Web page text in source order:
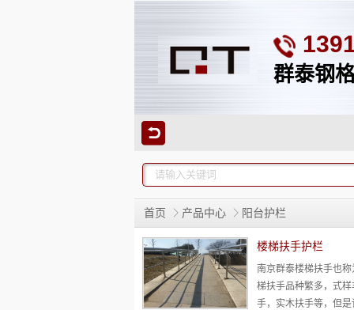
群泰钢
首页 产品中心 阳台护栏
楼梯扶手护栏
南京群泰楼梯扶手也
梯扶手品种繁多，式
手，实木扶手等，但